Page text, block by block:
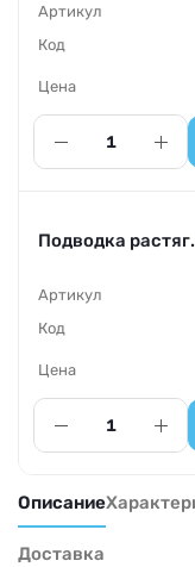
Подводка
Описание
Доставка